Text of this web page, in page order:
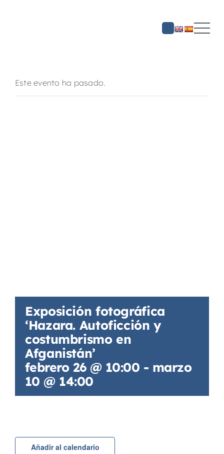
Este evento ha pasado.
Exposición fotográfica
‘Hazara. Autoficción y
costumbrismo en
Afganistán’
febrero 26 @ 10:00 - marzo
10 @ 14:00
Añadir al calendario